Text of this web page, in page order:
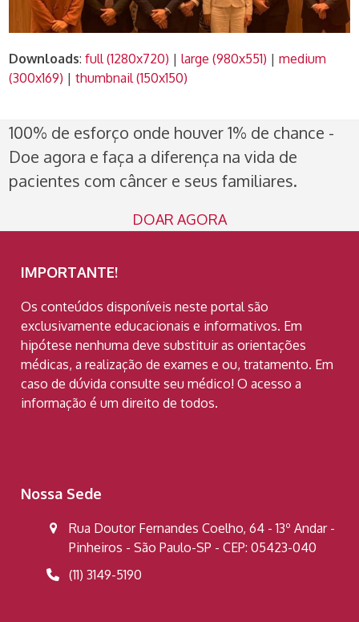
Downloads:full (1280x720) |large (980x551) |medium
(300x169) |thumbnail (150x150)
100% de esforço onde houver 1% de chance -
Doe agora e faça a diferença na vida de
pacientes com câncer e seus familiares.
DOAR AGORA
IMPORTANTE!
Os conteúdos disponíveis neste portal são
exclusivamente educacionais e informativos. Em
hipótese nenhuma deve substituir as orientações
médicas, a realização de exames e ou, tratamento. Em
caso de dúvida consulte seu médico! O acesso a
informação é um direito de todos.
Nossa Sede
Rua Doutor Fernandes Coelho, 64 - 13º Andar -
Pinheiros - São Paulo-SP - CEP: 05423-040
(11) 3149-5190